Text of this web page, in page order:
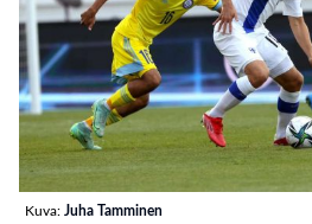
Kuva: Juha Tamminen